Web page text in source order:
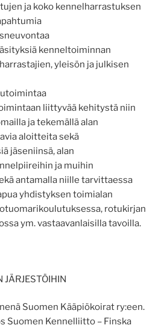
ja koko kennelharrastuksen
kenneltoiminnan
yleisön ja julkisen
liittyvää kehitystä niin
ja tekemällä alan
aloitteita sekä
jäseniinsä, alan
ja muihin
antamalla niille tarvittaessa
yhdistyksen toimialan
rotukirjan
ym. vastaavanlaisilla tavoilla.
JÄRJESTÖIHIN
Suomen Kääpiökoirat ry:een.
Suomen Kennelliitto – Finska